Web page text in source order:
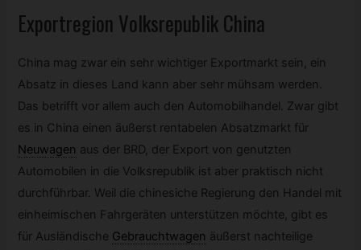
Exportregion Volksrepublik China
China mag zwar ein sehr wichtiger Exportmarkt sein, ein
Absatz in dieses Land kann aber sehr mühsam werden.
Das betrifft vor allem auch den Automobilhandel. Zwar gibt
es in China einen äußerst rentabelen Absatzmarkt für
Neuwagen aus der BRD, der Export von genutzten
Automobilen in die Volksrepublik ist aber praktisch nicht
durchführbar. Weil die chinesiche Regierung den Handel mit
einheimischen Fahrgeräten unterstützen möchte, gibt es
für Ausländische Gebrauchtwagen äußerst nachteilige